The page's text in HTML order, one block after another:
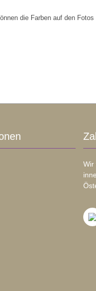
die Farben auf den
Wir